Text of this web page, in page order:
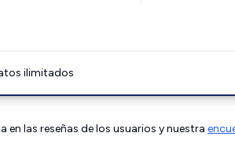
ilimitados
en las reseñas de los usuarios y nuestra